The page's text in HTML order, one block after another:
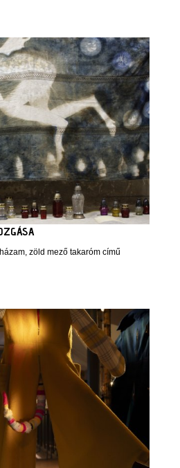
zöld mező takaróm című